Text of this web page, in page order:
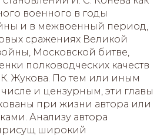
военного в годы
и в межвоенный период,
сражениях Великой
Московской битве,
полководческих качеств
К. Жукова. По тем или иным
и цензурным, эти главы
при жизни автора или
Анализу автора
широкий